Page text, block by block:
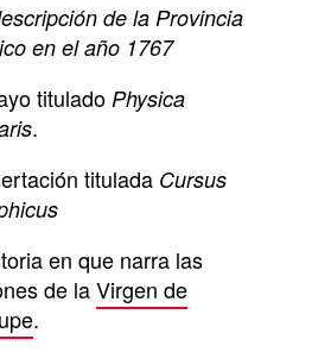
de la Provincia
en el año 1767
titulado Physica
.
titulada Cursus
en que narra las
de laVirgen de
.